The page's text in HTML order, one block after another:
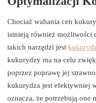
Chociaż wahania cen
istnieją również możliwości
takich narzędzi jest
kukurydzy ma na celu
poprzez poprawę jej
kukurydza jest efektywniej
oznacza, że potrzebują one